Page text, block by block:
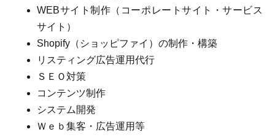
WEBサイト制作（コーポレートサイト・サービス
サイト）
Shopify（ショッピファイ）の制作・構築
リスティング広告運用代行
ＳＥＯ対策
コンテンツ制作
システム開発
Ｗｅｂ集客・広告運用等